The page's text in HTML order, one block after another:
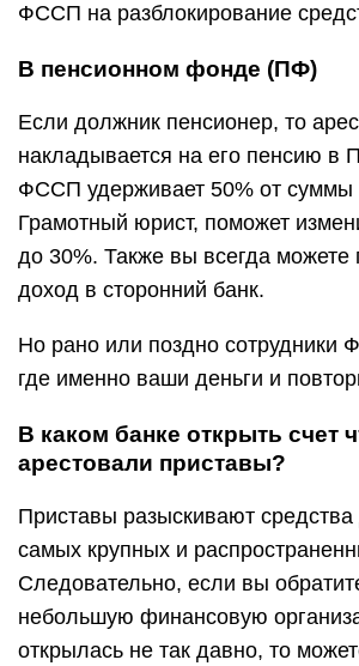
ФССП на разблокирование
В пенсионном фонде (ПФ)
Если должник пенсионер, то
накладывается на его пенсию в
ФССП удерживает 50% от суммы
Грамотный юрист, поможет
до 30%. Также вы всегда можете
доход в сторонний банк.
Но рано или поздно сотрудники
где именно ваши деньги и
В каком банке открыть счет
арестовали приставы?
Приставы разыскивают
самых крупных и
Следовательно, если вы
небольшую финансовую
открылась не так давно, то